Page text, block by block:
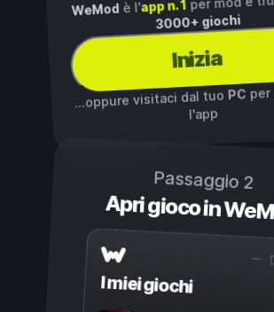
WeMod è l'app n. 1
3000+ giochi
Inizia
...oppure visitaci dal tuoPC per
l'app
Passaggio 2
Apri gioco in
I miei giochi